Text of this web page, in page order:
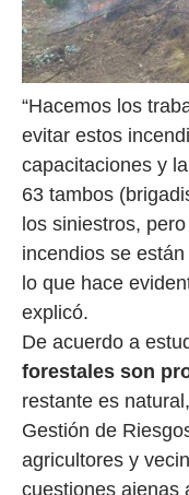
“Hacemos los
evitar estos
capacitaciones y
63 tambos
los siniestros,
incendios se
lo que hace
explicó.
De acuerdo a
forestales son
restante es
Gestión de
agricultores y
cuestiones ajenas